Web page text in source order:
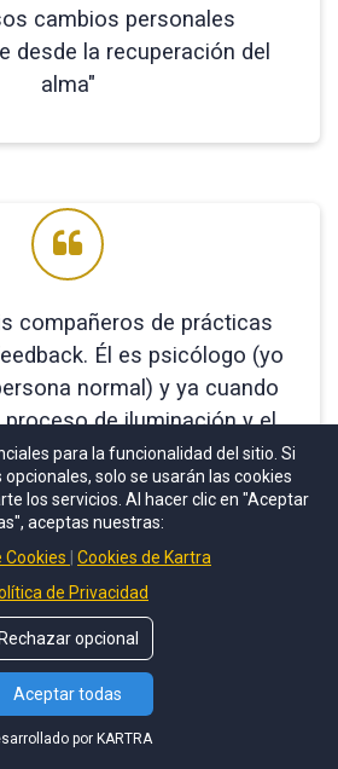
cambios personales
desde la recuperación del
alma"
compañeros de prácticas
Él es psicólogo (yo
normal) y ya cuando
de iluminación y el
me dijo después, que
con una parte interior que
que está dentro de
que nunca pudo entrar en
después de 20 años de
muy emocionado y feliz
me sorprendió lo bien
procesos de sanación
online".
para la funcionalidad del sitio. Si
solo se usarán las cookies
los servicios. Al hacer clic en "Aceptar
aceptas nuestras:
Cookies
Cookies de Kartra
de Privacidad
Rechazar opcional
Aceptar todas
por KARTRA